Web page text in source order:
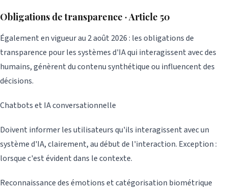
Obligations de transparence · Article 50
Également en vigueur au 2 août 2026 : les obligations de
transparence pour les systèmes d'IA qui interagissent avec des
humains, génèrent du contenu synthétique ou influencent des
décisions.
Chatbots et IA conversationnelle
Doivent informer les utilisateurs qu'ils interagissent avec un
système d'IA, clairement, au début de l'interaction. Exception :
lorsque c'est évident dans le contexte.
Reconnaissance des émotions et catégorisation biométrique